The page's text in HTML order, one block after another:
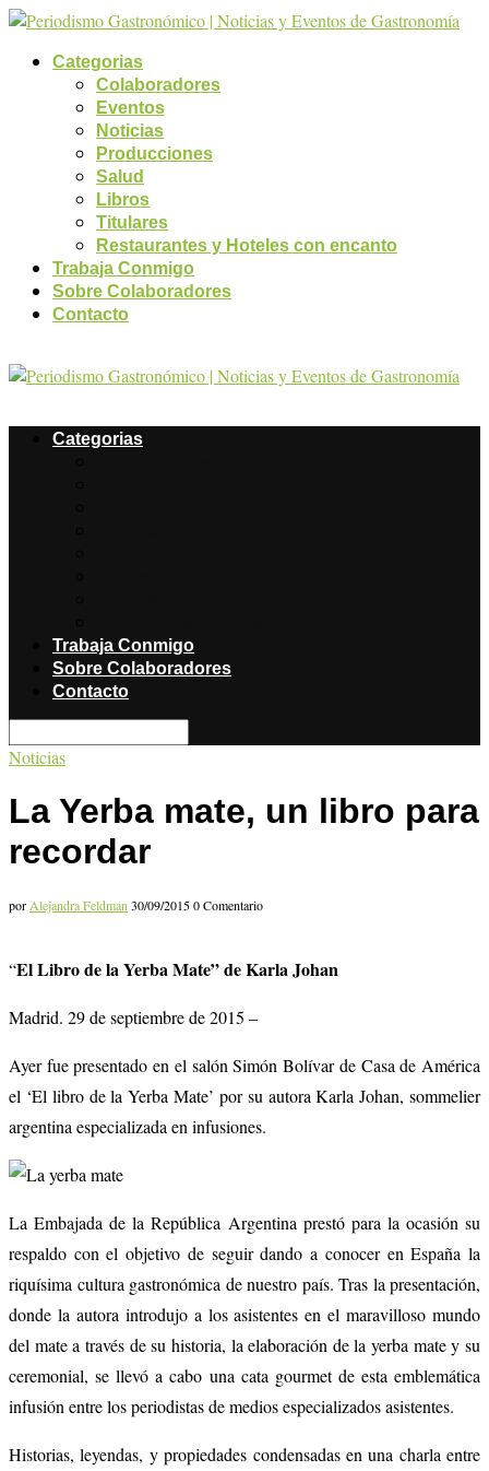
Categorias
Colaboradores
Eventos
Noticias
Producciones
Salud
Libros
Titulares
Restaurantes y Hoteles con encanto
Trabaja Conmigo
Sobre Colaboradores
Contacto
Categorias
Trabaja Conmigo
Sobre Colaboradores
Contacto
Noticias
La Yerba mate, un libro para
recordar
por Alejandra Feldman 30/09/20150 Comentario
“El Libro de la Yerba Mate” de Karla Johan
Madrid. 29 de septiembre de 2015 –
Ayer fue presentado en el salón Simón Bolívar de Casa de América
el ‘El libro de la Yerba Mate’ por su autora Karla Johan, sommelier
argentina especializada en infusiones.
La Embajada de la República Argentina prestó para la ocasión su
respaldo con el objetivo de seguir dando a conocer en España la
riquísima cultura gastronómica de nuestro país. Tras la presentación,
donde la autora introdujo a los asistentes en el maravilloso mundo
del mate a través de su historia, la elaboración de la yerba mate y su
ceremonial, se llevó a cabo una cata gourmet de esta emblemática
infusión entre los periodistas de medios especializados asistentes.
Historias, leyendas, y propiedades condensadas en una charla entre